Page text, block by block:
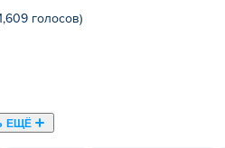
голосов)
ЕЩЁ